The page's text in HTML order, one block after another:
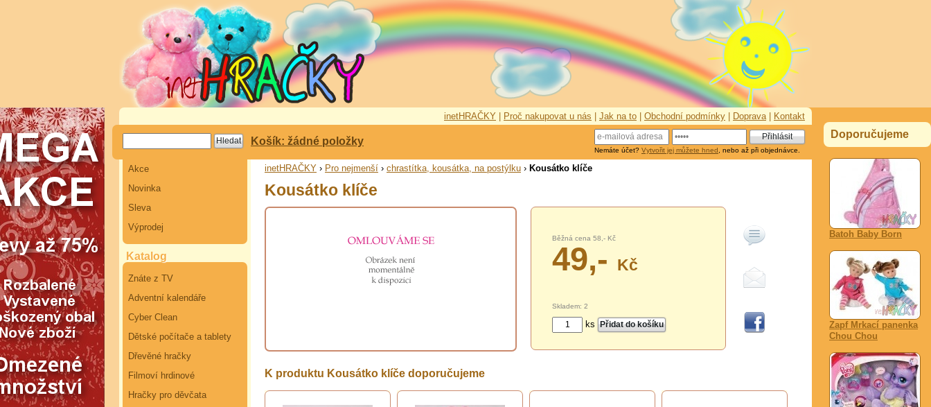
Doporučujeme
Batoh Baby Born
Zapf Mrkací panenka
Chou Chou
inetHRAČKY Proč nakupovat u nás Jak na to Obchodní podmínky Doprava| Kontakt
Nemáte účet? Vytvořit jej můžete hned , nebo až při objednávce.
Košík: žádné položky
Akce
Novinka
Sleva
Výprodej
Katalog
Znáte z TV
Adventní kalendáře
Cyber Clean
Dětské počítače a tablety
Dřevěné hračky
Filmoví hrdinové
Hračky pro děvčata
inetHRAČKY › Pro nejmenší › chrastítka, kousátka, na postýlku › Kousátko klíče
Kousátko klíče
Běžná cena 58,- Kč
49,- Kč
Skladem: 2
ks
K produktu Kousátko klíče doporučujeme